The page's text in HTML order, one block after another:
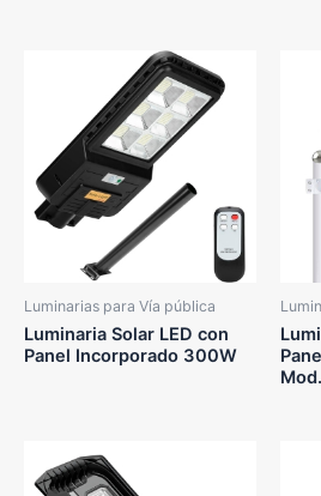
Luminarias para Vía pública
Luminaria Solar LED con
Panel Incorporado 300W